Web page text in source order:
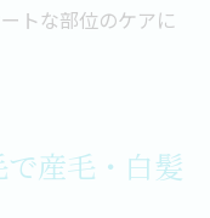
トな部位のケアに
産毛・白髪